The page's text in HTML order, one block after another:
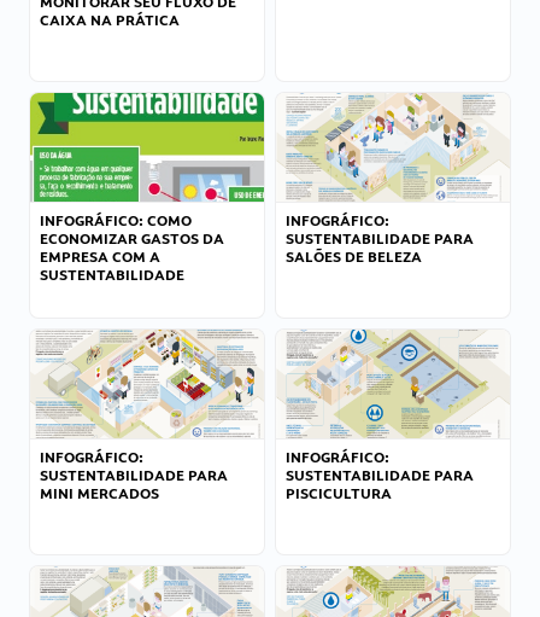
CAIXA NA PRÁTICA
INFOGRÁFICO: COMO
ECONOMIZAR GASTOS DA
EMPRESA COM A
SUSTENTABILIDADE
INFOGRÁFICO:
SUSTENTABILIDADE PARA
SALÕES DE BELEZA
INFOGRÁFICO:
SUSTENTABILIDADE PARA
MINI MERCADOS
INFOGRÁFICO:
SUSTENTABILIDADE PARA
PISCICULTURA